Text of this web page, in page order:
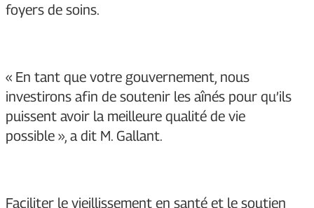
foyers de soins.
« En tant que votre gouvernement, nous
investirons afin de soutenir les aînés pour qu’ils
puissent avoir la meilleure qualité de vie
possible », a dit M. Gallant.
Faciliter le vieillissement en santé et le soutien